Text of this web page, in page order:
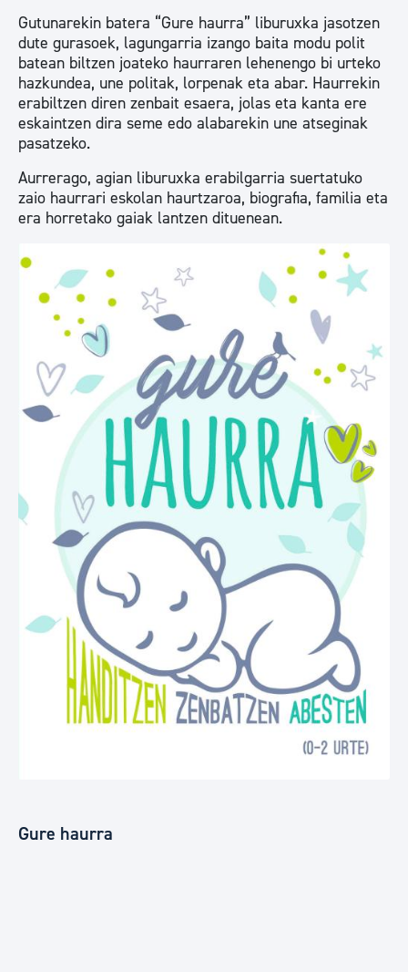
Gutunarekin batera “Gure haurra” liburuxka jasotzen
dute gurasoek, lagungarria izango baita modu polit
batean biltzen joateko haurraren lehenengo bi urteko
hazkundea, une politak, lorpenak eta abar. Haurrekin
erabiltzen diren zenbait esaera, jolas eta kanta ere
eskaintzen dira seme edo alabarekin une atseginak
pasatzeko.
Aurrerago, agian liburuxka erabilgarria suertatuko
zaio haurrari eskolan haurtzaroa, biografia, familia eta
era horretako gaiak lantzen dituenean.
Gure haurra